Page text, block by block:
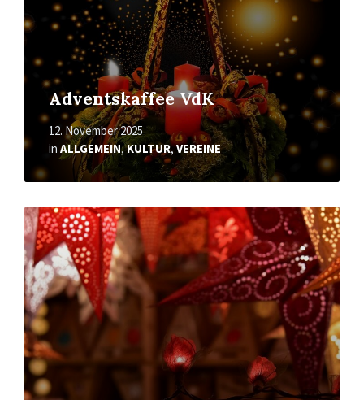
Adventskaffee VdK
12. November 2025
in ALLGEMEIN,KULTUR,VEREINE
Mehr
erfahren